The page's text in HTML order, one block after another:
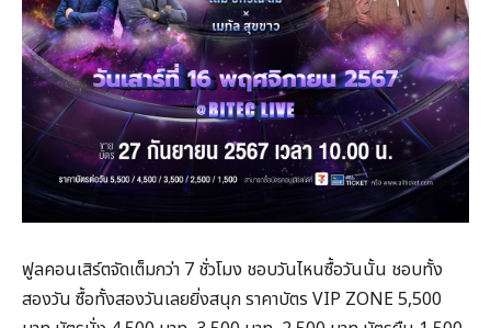
ฟูลคอนเสิร์ตจัดเต็มกว่า 7 ชั่วโมง ชอบวันไหนซื้อวันนั้น ชอบทั้ง
สองวัน ซื้อทั้งสองวันเลยยิ่งสนุก ราคาบัตร VIP ZONE 5,500